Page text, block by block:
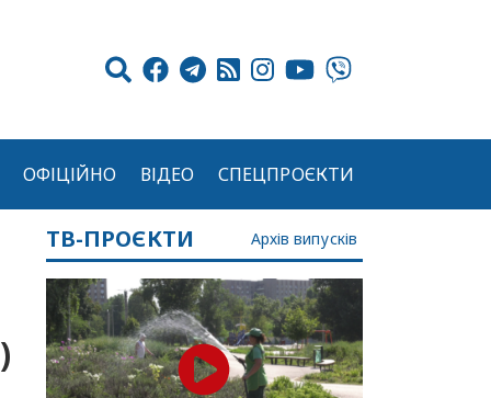
ОФІЦІЙНО ВІДЕО СПЕЦПРОЄКТИ
ТВ-ПРОЄКТИ Архів випусків